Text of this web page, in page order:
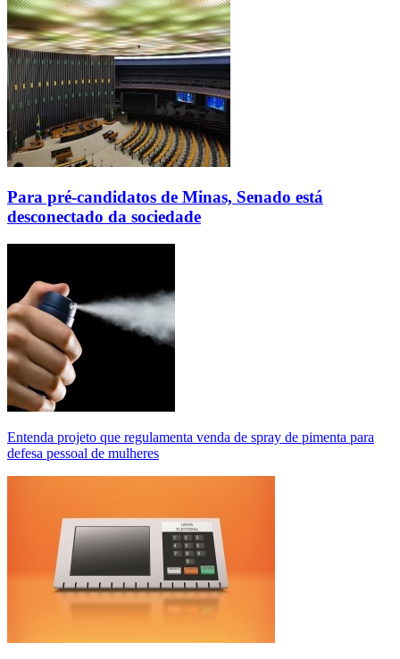
Para pré-candidatos de Minas, Senado está
desconectado da sociedade
Entenda projeto que regulamenta venda de spray de pimenta para
defesa pessoal de mulheres